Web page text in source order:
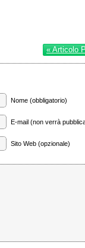
« Articolo
Nome (obbligatorio)
E-mail (non verrà
Sito Web (opzionale)